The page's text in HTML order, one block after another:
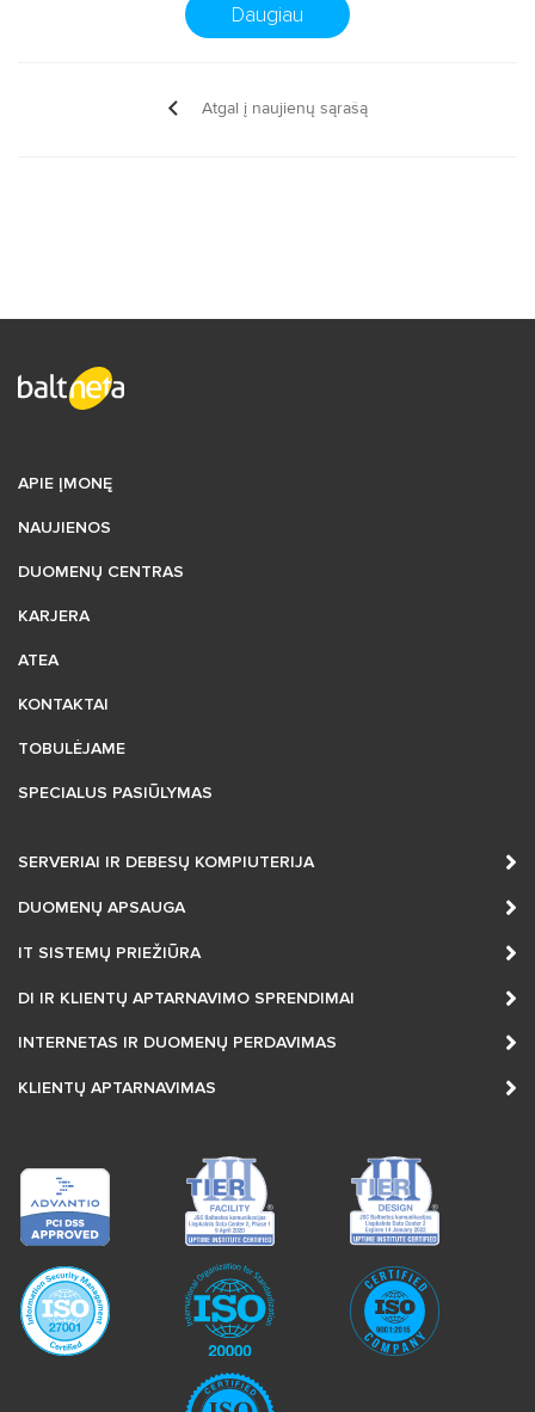
Daugiau
Atgal į naujienų sąrašą
APIE ĮMONĘ
NAUJIENOS
DUOMENŲ CENTRAS
KARJERA
ATEA
KONTAKTAI
TOBULĖJAME
SPECIALUS PASIŪLYMAS
SERVERIAI IR DEBESŲ KOMPIUTERIJA
DUOMENŲ APSAUGA
IT SISTEMŲ PRIEŽIŪRA
DI IR KLIENTŲ APTARNAVIMO SPRENDIMAI
INTERNETAS IR DUOMENŲ PERDAVIMAS
KLIENTŲ APTARNAVIMAS